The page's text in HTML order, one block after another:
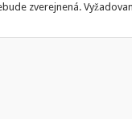
zverejnená.